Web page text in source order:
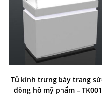
Tủ kính trưng bày trang
đồng hồ mỹ phẩm – TK001